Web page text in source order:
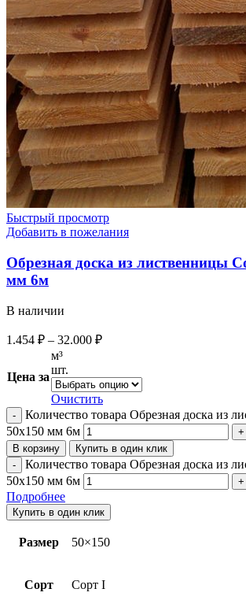
Быстрый просмотр
Добавить в пожелания
Обрезная доска из лиственницы
мм 6м
В наличии
1.454 ₽ – 32.000 ₽
Цена за
м³
шт.
Очистить
Количество товара Обрезная доска из
50х150 мм 6м
В корзину Купить в один клик
Количество товара Обрезная доска из
50х150 мм 6м
Подробнее
Купить в один клик
Размер 50×150
Сорт Сорт I